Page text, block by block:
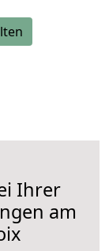
Ihrer
am